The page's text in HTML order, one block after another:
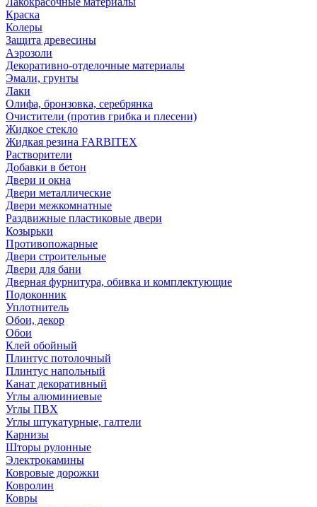
Краска
Колеры
Защита древесины
Аэрозоли
Декоративно-отделочные материалы
Эмали, грунты
Лаки
Олифа, бронзовка, серебрянка
Очистители (против грибка и плесени)
Жидкое стекло
Жидкая резина FARBITEX
Растворители
Добавки в бетон
Двери и окна
Двери металлические
Двери межкомнатные
Раздвижные пластиковые двери
Козырьки
Противопожарные
Двери строительные
Двери для бани
Дверная фурнитура, обивка и комплектующие
Подоконник
Уплотнитель
Обои, декор
Обои
Клей обойный
Плинтус потолочный
Плинтус напольный
Канат декоративный
Углы алюминиевые
Углы ПВХ
Углы штукатурные, галтели
Карнизы
Шторы рулонные
Электрокамины
Ковровые дорожки
Ковролин
Ковры